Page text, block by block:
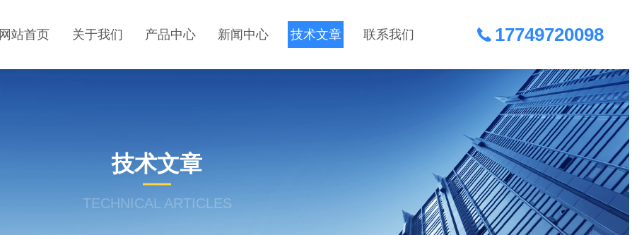
网站首页 关于我们 产品中心 新闻中心 技术文章 联系我们 17749720098
技术文章
TECHNICAL ARTICLES